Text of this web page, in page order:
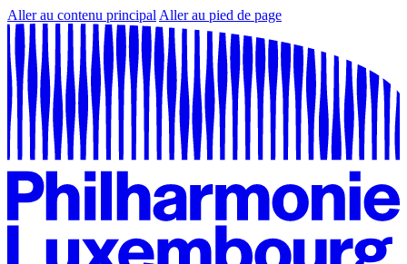
Aller au contenu principal Aller au pied de page